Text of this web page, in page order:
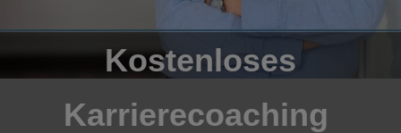
Kostenloses
Karrierecoaching